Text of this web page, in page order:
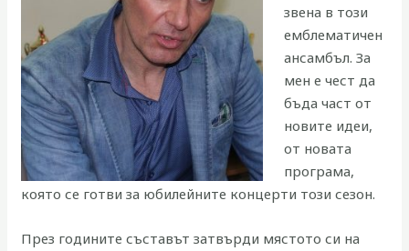
звена в този
емблематичен
ансамбъл. За
мен е чест да
бъда част от
новите идеи,
от новата
програма,
която се готви за юбилейните концерти този сезон.
През годините съставът затвърди мястото си на